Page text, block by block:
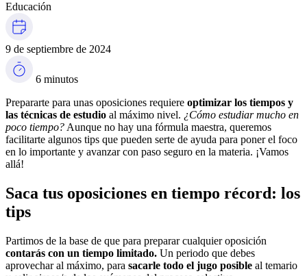
Educación
9 de septiembre de 2024
6 minutos
Prepararte para unas oposiciones requiere optimizar los tiempos y
las técnicas de estudio al máximo nivel. ¿Cómo estudiar mucho en
poco tiempo? Aunque no hay una fórmula maestra, queremos
facilitarte algunos tips que pueden serte de ayuda para poner el foco
en lo importante y avanzar con paso seguro en la materia. ¡Vamos
allá!
Saca tus oposiciones en tiempo récord: los
tips
Partimos de la base de que para preparar cualquier oposición
contarás con un tiempo limitado. Un periodo que debes
aprovechar al máximo, para sacarle todo el jugo posible al temario